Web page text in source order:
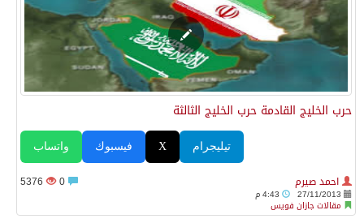
الهيئة العامة للإحصاء: إنتاج المملكة من النفط الخام بلغ 3.46 مليارات برميل عام 2025
مركز “استدامة” بجازان يستعرض نظم وتقنيات الري الزراعية
أمير منطقة جازان يكرّم ثلاثة مواطنين لتبرعهم بأجزاء من أعضائهم
حرب الخليج القادمة حرب الخليج الثالثة
واتساب فيسبوك X تيليجرام
احمد صيرم
27/11/2013
مقالات جازان فويس
5376